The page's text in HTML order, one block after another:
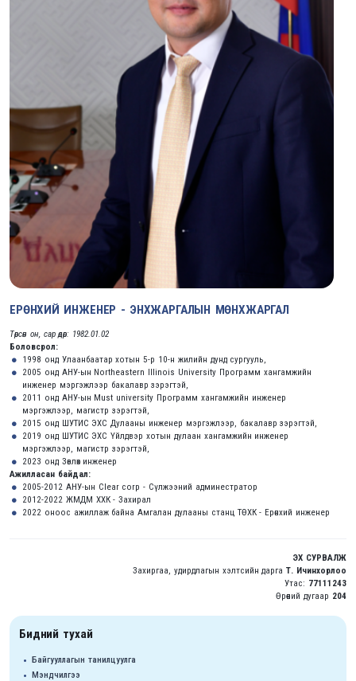
ЕРӨНХИЙ ИНЖЕНЕР - ЭНХЖАРГАЛЫН МӨНХЖАРГАЛ
Төрсөн он, сар өдөр: 1982.01.02
Боловсрол:
1998 онд Улаанбаатар хотын 5-р 10-н жилийн дунд сургууль,
2005 онд АНУ-ын Northeastern Illinois University Программ хангамжийн
инженер мэргэжлээр бакалавр зэрэгтэй,
2011 онд АНУ-ын Must university Программ хангамжийн инженер
мэргэжлээр, магистр зэрэгтэй,
2015 онд ШУТИС ЭХС Дулааны инженер мэргэжлээр, бакалавр зэрэгтэй,
2019 онд ШУТИС ЭХС Үйлдвэр хотын дулаан хангамжийн инженер
мэргэжлээр, магистр зэрэгтэй,
2023 онд Зөвлөх инженер
Ажилласан байдал:
2005-2012 АНУ-ын Clear corp - Сүлжээний админестратор
2012-2022 ЖМДМ ХХК - Захирал
2022 оноос ажиллаж байна Амгалан дулааны станц ТӨХК - Ерөнхий инженер
ЭХ СУРВАЛЖ
Захиргаа, удирдлагын хэлтсийн даргаТ. Ичинхорлоо
Утас: 77111243
Өрөөний дугаар 204
Бидний тухай
Байгууллагын танилцуулга
Мэндчилгээ